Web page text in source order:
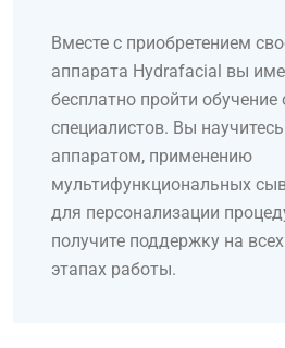
Вместе с приобретением
аппарата Hydrafacial вы
бесплатно пройти
специалистов. Вы
аппаратом, применению
мультифункциональных
для персонализации
получите поддержку на
этапах работы.